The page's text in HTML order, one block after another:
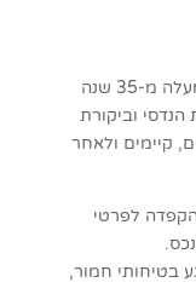
מודי אדלר הינו בעל וותק ומוניטין רב, למעלה מ-35 שנה
וביקורת
קיימים ולאחר
לפרטי
בטיחותי חמור,